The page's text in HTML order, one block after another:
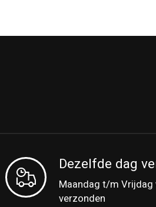
Dezelfde dag
Maandag t/m Vrijdag
verzonden